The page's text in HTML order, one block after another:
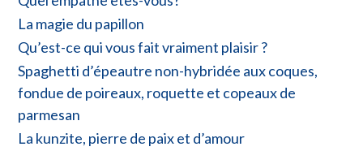
La magie du papillon
Qu’est-ce qui vous fait vraiment plaisir ?
Spaghetti d’épeautre non-hybridée aux coques,
fondue de poireaux, roquette et copeaux de
parmesan
La kunzite, pierre de paix et d’amour